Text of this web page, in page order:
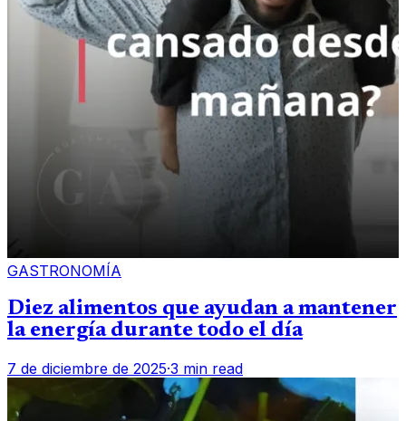
GASTRONOMÍA
Diez alimentos que ayudan a mantener
la energía durante todo el día
7 de diciembre de 2025·3 min read